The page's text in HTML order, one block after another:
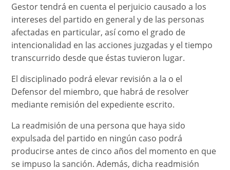
Gestor tendrá en cuenta el perjuicio causado a los
intereses del partido en general y de las personas
afectadas en particular, así como el grado de
intencionalidad en las acciones juzgadas y el tiempo
transcurrido desde que éstas tuvieron lugar.
El disciplinado podrá elevar revisión a la o el
Defensor del miembro, que habrá de resolver
mediante remisión del expediente escrito.
La readmisión de una persona que haya sido
expulsada del partido en ningún caso podrá
producirse antes de cinco años del momento en que
se impuso la sanción. Además, dicha readmisión